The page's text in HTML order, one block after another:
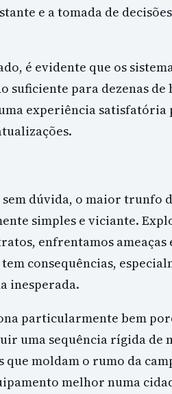
e a tomada de decisões
é evidente que os
suficiente para dezenas de
experiência satisfatória
dúvida, o maior trunfo
simples e viciante.
enfrentamos
consequências,
inesperada.
particularmente bem
uma sequência rígida de
moldam o rumo da
melhor numa